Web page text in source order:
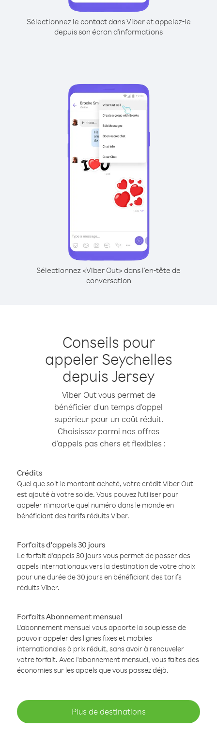
Sélectionnez le contact dans Viber et appelez-le
depuis son écran d'informations
Sélectionnez «Viber Out» dans l'en-tête de
conversation
Conseils pour
appeler Seychelles
depuis Jersey
Viber Out vous permet de
bénéficier d'un temps d'appel
supérieur pour un coût réduit.
Choisissez parmi nos offres
d'appels pas chers et flexibles :
Crédits
Quel que soit le montant acheté, votre crédit Viber Out
est ajouté à votre solde. Vous pouvez l'utiliser pour
appeler n'importe quel numéro dans le monde en
bénéficiant des tarifs réduits Viber.
Forfaits d'appels 30 jours
Le forfait d'appels 30 jours vous permet de passer des
appels internationaux vers la destination de votre choix
pour une durée de 30 jours en bénéficiant des tarifs
réduits Viber.
Forfaits Abonnement mensuel
L'abonnement mensuel vous apporte la souplesse de
pouvoir appeler des lignes fixes et mobiles
internationales à prix réduit, sans avoir à renouveler
votre forfait. Avec l'abonnement mensuel, vous faites des
économies sur les appels que vous passez déjà.
Plus de destinations